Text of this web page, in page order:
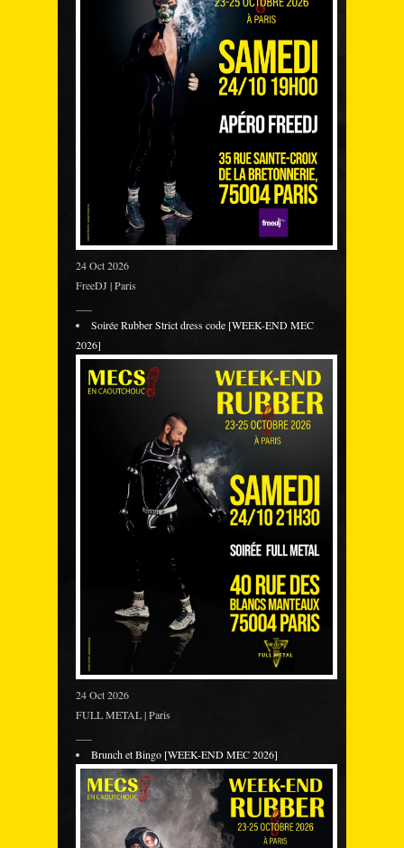
24 Oct 2026
FreeDJ | Paris
Soirée Rubber Strict dress code [WEEK-END MEC
2026]
24 Oct 2026
FULL METAL | Paris
Brunch et Bingo [WEEK-END MEC 2026]